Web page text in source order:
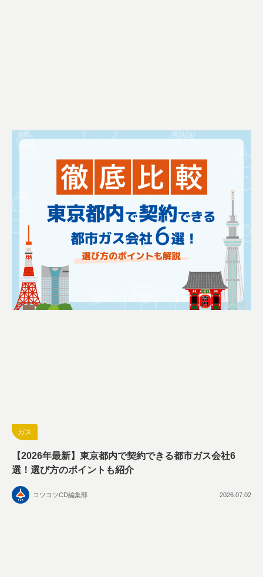
ガス
【2026年最新】東京都内で契約できる都市ガス会社6
選！選び方のポイントも紹介
コツコツCD編集部 2026.07.02